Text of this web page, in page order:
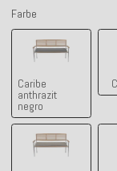
Farbe
Caribe
anthrazit
negro
Caribe
Caribe taupe-